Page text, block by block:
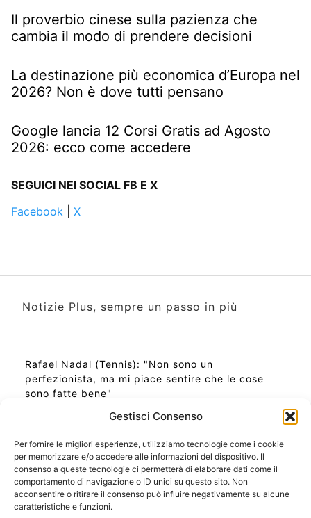
Gestisci Consenso
Per fornire le migliori esperienze, utilizziamo tecnologie come i cookie
per memorizzare e/o accedere alle informazioni del dispositivo. Il
consenso a queste tecnologie ci permetterà di elaborare dati come il
comportamento di navigazione o ID unici su questo sito. Non
acconsentire o ritirare il consenso può influire negativamente su alcune
caratteristiche e funzioni.
Il proverbio cinese sulla pazienza che
cambia il modo di prendere decisioni
La destinazione più economica d’Europa nel
2026? Non è dove tutti pensano
Google lancia 12 Corsi Gratis ad Agosto
2026: ecco come accedere
SEGUICI NEI SOCIAL FB E X
Facebook
X
Notizie Plus, sempre un passo in più
Rafael Nadal (Tennis): "Non sono un
perfezionista, ma mi piace sentire che le cose
sono fatte bene"
Ora Esatta in Italia in questo momento
Ti Senti Strano Ultimamente? Potrebbe Essere per
la Risonanza di Schumann
Come Sapere Se Stai Ascendendo alla Quinta